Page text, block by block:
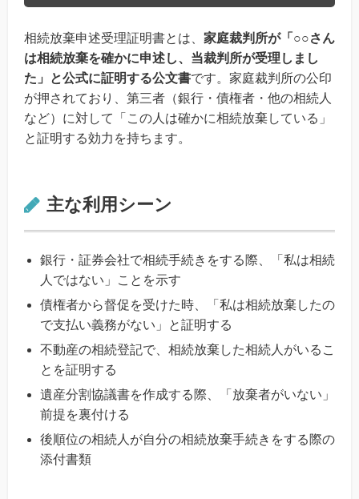
相続放棄申述受理証明書とは、 家庭裁判所が「○○さん
は相続放棄を確かに申述し、当裁判所が受理しまし
た」と公式に証明する公文書です。家庭裁判所の公印
が押されており、第三者（銀行・債権者・他の相続人
など）に対して「この人は確かに相続放棄している」
と証明する効力を持ちます。
主な利用シーン
銀行・証券会社で相続手続きをする際、「私は相続
人ではない」ことを示す
債権者から督促を受けた時、「私は相続放棄したの
で支払い義務がない」と証明する
不動産の相続登記で、相続放棄した相続人がいるこ
とを証明する
遺産分割協議書を作成する際、「放棄者がいない」
前提を裏付ける
後順位の相続人が自分の相続放棄手続きをする際の
添付書類